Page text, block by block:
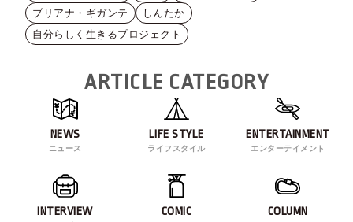
ブリアナ・ギガンテ
しんたか
自分らしく生きるプロジェクト
ARTICLE CATEGORY
NEWS
ニュース
LIFE STYLE
ライフスタイル
ENTERTAINMENT
エンターテイメント
INTERVIEW COMIC COLUMN